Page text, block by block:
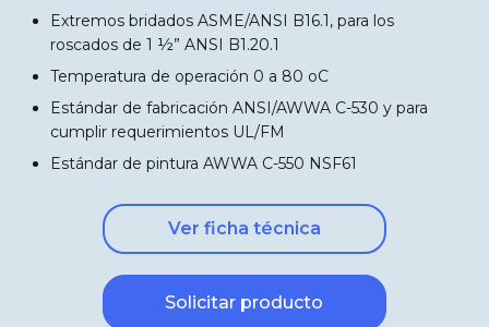
Extremos bridados ASME/ANSI B16.1, para los
roscados de 1 ½” ANSI B1.20.1
Temperatura de operación 0 a 80 oC
Estándar de fabricación ANSI/AWWA C-530 y para
cumplir requerimientos UL/FM
Estándar de pintura AWWA C-550 NSF61
Ver ficha técnica
Solicitar producto